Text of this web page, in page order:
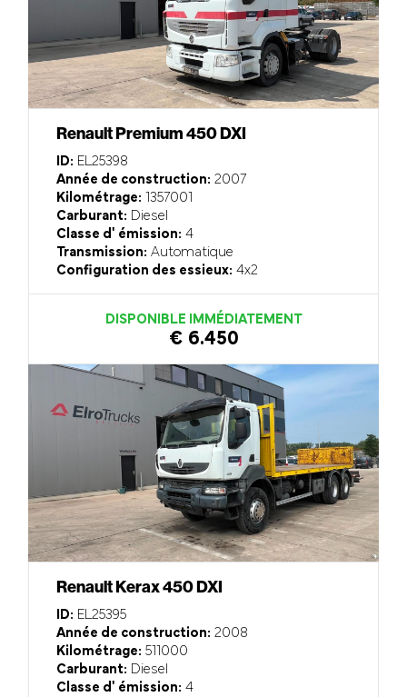
Renault Premium 450 DXI
ID: EL25398
Année de construction: 2007
Kilométrage: 1357001
Carburant: Diesel
Classe d' émission: 4
Transmission: Automatique
Configuration des essieux: 4x2
DISPONIBLE IMMÉDIATEMENT
€ 6.450
Renault Kerax 450 DXI
ID: EL25395
Année de construction: 2008
Kilométrage: 511000
Carburant: Diesel
Classe d' émission: 4